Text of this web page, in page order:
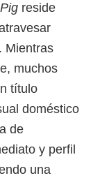
reside
Mientras
muchos
título
doméstico
de
y perfil
una